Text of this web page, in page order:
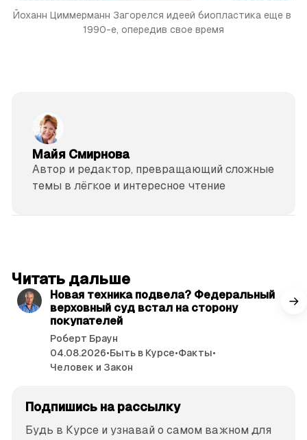
Йоханн Циммерманн Загорелся идеей биопластика еще в
1990-е, опередив свое время
Майя Смирнова
Автор и редактор, превращающий сложные
темы в лёгкое и интересное чтение
Читать дальше
Новая техника подвела? Федеральный
верховный суд встал на сторону
покупателей
Роберт Браун
04.08.2026•Быть в Курсе•Факты•
Человек и Закон
Подпишись на рассылку
Будь в Курсе и узнавай о самом важном для